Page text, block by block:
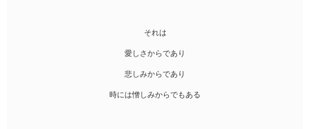
それは
愛しさからであり
悲しみからであり
時には憎しみからでもある